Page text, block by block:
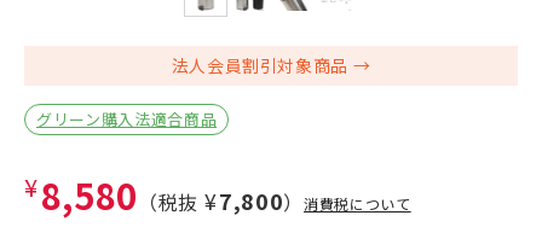
法人会員割引対象商品
グリーン購入法適合商品
¥8,580 （税抜 ¥7,800）消費税について